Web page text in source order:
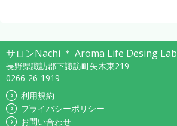
サロンNachi ＊ Aroma Life Desing Lab
長野県諏訪郡下諏訪町矢木東219
0266-26-1919
利用規約
プライバシーポリシー
お問い合わせ